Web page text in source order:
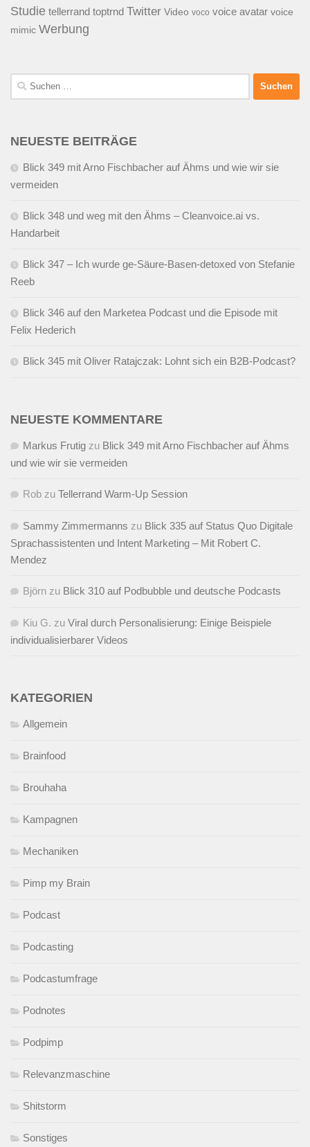
Studie tellerrand toptrnd Twitter Video voco voice avatar voice
mimic Werbung
Suchen
nach:
NEUESTE BEITRÄGE
Blick 349 mit Arno Fischbacher auf Ähms und wie wir sie
vermeiden
Blick 348 und weg mit den Ähms – Cleanvoice.ai vs.
Handarbeit
Blick 347 – Ich wurde ge-Säure-Basen-detoxed von Stefanie
Reeb
Blick 346 auf den Marketea Podcast und die Episode mit
Felix Hederich
Blick 345 mit Oliver Ratajczak: Lohnt sich ein B2B-Podcast?
NEUESTE KOMMENTARE
Markus Frutig zu Blick 349 mit Arno Fischbacher auf Ähms
und wie wir sie vermeiden
Rob zu Tellerrand Warm-Up Session
Sammy Zimmermanns zu Blick 335 auf Status Quo Digitale
Sprachassistenten und Intent Marketing – Mit Robert C.
Mendez
Björn zu Blick 310 auf Podbubble und deutsche Podcasts
Kiu G. zu Viral durch Personalisierung: Einige Beispiele
individualisierbarer Videos
KATEGORIEN
Allgemein
Brainfood
Brouhaha
Kampagnen
Mechaniken
Pimp my Brain
Podcast
Podcasting
Podcastumfrage
Podnotes
Podpimp
Relevanzmaschine
Shitstorm
Sonstiges